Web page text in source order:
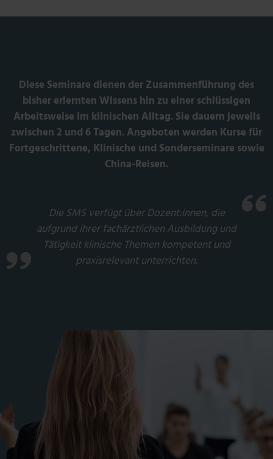
Diese Seminare dienen der Zusammenführung des
bisher erlernten Wissens hin zu einer schlüssigen
Arbeitsweise im klinischen Alltag. Sie dauern jeweils
zwischen 2 und 6 Tagen. Angeboten werden Kurse für
Fortgeschrittene, Klinische und Sonderseminare sowie
China-Reisen.
Die SMS verfügt über Dozent:innen, die
aufgrund ihrer fachärztlichen Ausbildung und
Tätigkeit klinische Themen kompetent und
praxisrelevant unterrichten.